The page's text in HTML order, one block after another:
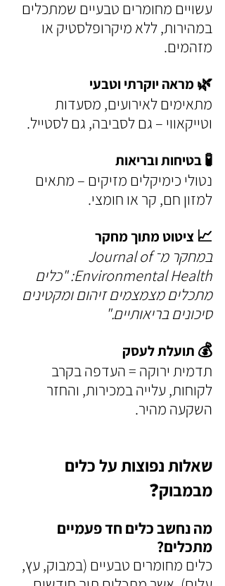
עשויים מחומרים טבעיים שמתכלים
במהירות, ללא מיקרופלסטיק או
מזהמים.
🌿 מראה יוקרתי וטבעי
מתאימים לאירועים, מסעדות
וטייקאווי – גם לסביבה, גם לסטייל.
🧪 בטיחות ובריאות
נטולי כימיקלים מזיקים – מתאים
למזון חם, קר או חומצי.
📈 ציטוט מתוך מחקר
במחקר מ־Journal of
Environmental Health: "כלים
מתכלים מצמצמים זיהום ומקטינים
סיכונים בריאותיים."
💰 תועלת לעסק
תדמית ירוקה = העדפה בקרב
לקוחות, עלייה במכירות, והחזר
השקעה מהיר.
שאלות נפוצות על כלים
מבמבוק❓
מה נחשב כלים חד פעמיים
מתכלים?
כלים מחומרים טבעיים (במבוק, עץ,